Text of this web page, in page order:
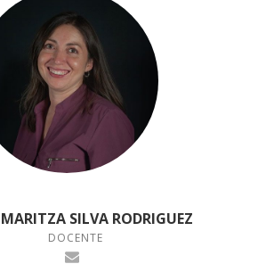
SILVA RODRIGUEZ
DOCENTE